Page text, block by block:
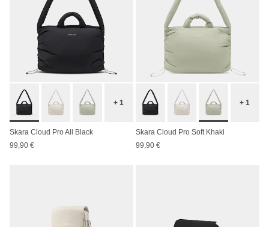
+ 1
Skara Cloud Pro All Black
99,90 €
+ 1
Skara Cloud Pro Soft Khaki
99,90 €